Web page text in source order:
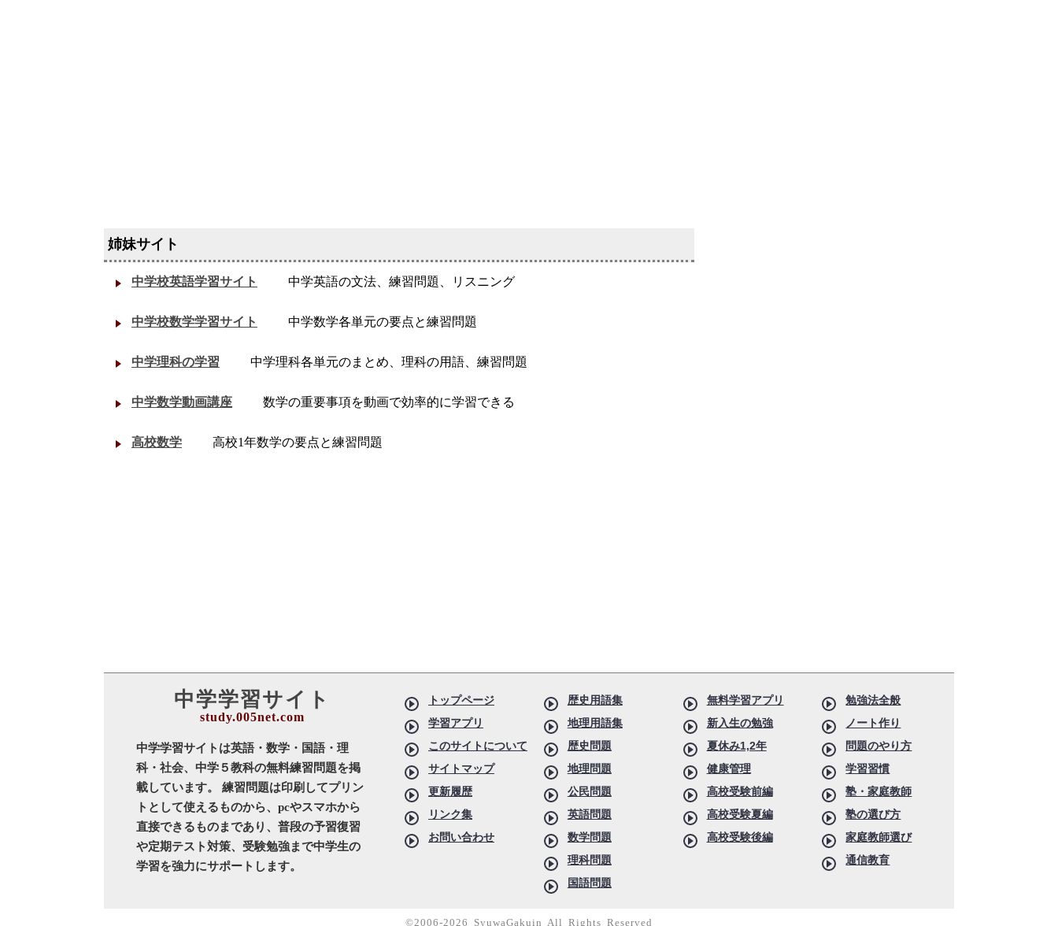
中学校英語学習サイト 中学英語の文法、練習問題、リスニング
中学校数学学習サイト 中学数学各単元の要点と練習問題
中学理科の学習 中学理科各単元のまとめ、理科の用語、練習問題
中学数学動画講座 数学の重要事項を動画で効率的に学習できる
高校数学 高校1年数学の要点と練習問題
中学学習サイト
中学学習サイトは英語・数学・国語・理
科・社会、中学５教科の無料練習問題を掲
載しています。 練習問題は印刷してプリン
トとして使えるものから、pcやスマホから
直接できるものまであり、普段の予習復習
や定期テスト対策、受験勉強まで中学生の
学習を強力にサポートします。
トップページ
学習アプリ
このサイトについて
サイトマップ
更新履歴
リンク集
お問い合わせ
歴史用語集
地理用語集
歴史問題
地理問題
公民問題
英語問題
数学問題
理科問題
国語問題
無料学習アプリ
新入生の勉強
夏休み1,2年
健康管理
高校受験前編
高校受験夏編
高校受験後編
勉強法全般
ノート作り
問題のやり方
学習習慣
塾・家庭教師
塾の選び方
家庭教師選び
通信教育
©2006-2026 SyuwaGakuin All Rights Reserved